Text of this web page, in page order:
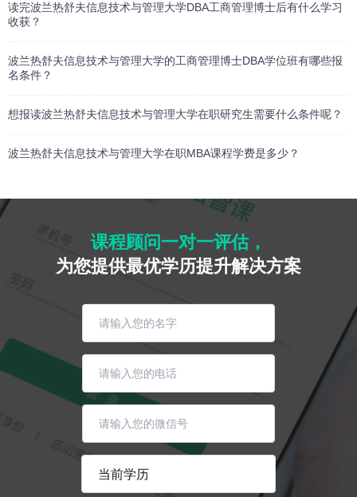
读完波兰热舒夫信息技术与管理大学DBA工商管理博士后有什么学习
收获？
波兰热舒夫信息技术与管理大学的工商管理博士DBA学位班有哪些报
名条件？
想报读波兰热舒夫信息技术与管理大学在职研究生需要什么条件呢？
波兰热舒夫信息技术与管理大学在职MBA课程学费是多少？
课程顾问一对一评估，
为您提供最优学历提升解决方案